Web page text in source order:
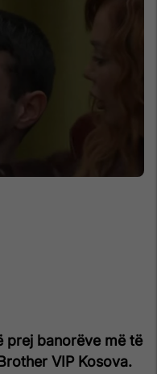
prej banorëve më të
VIP Kosova.